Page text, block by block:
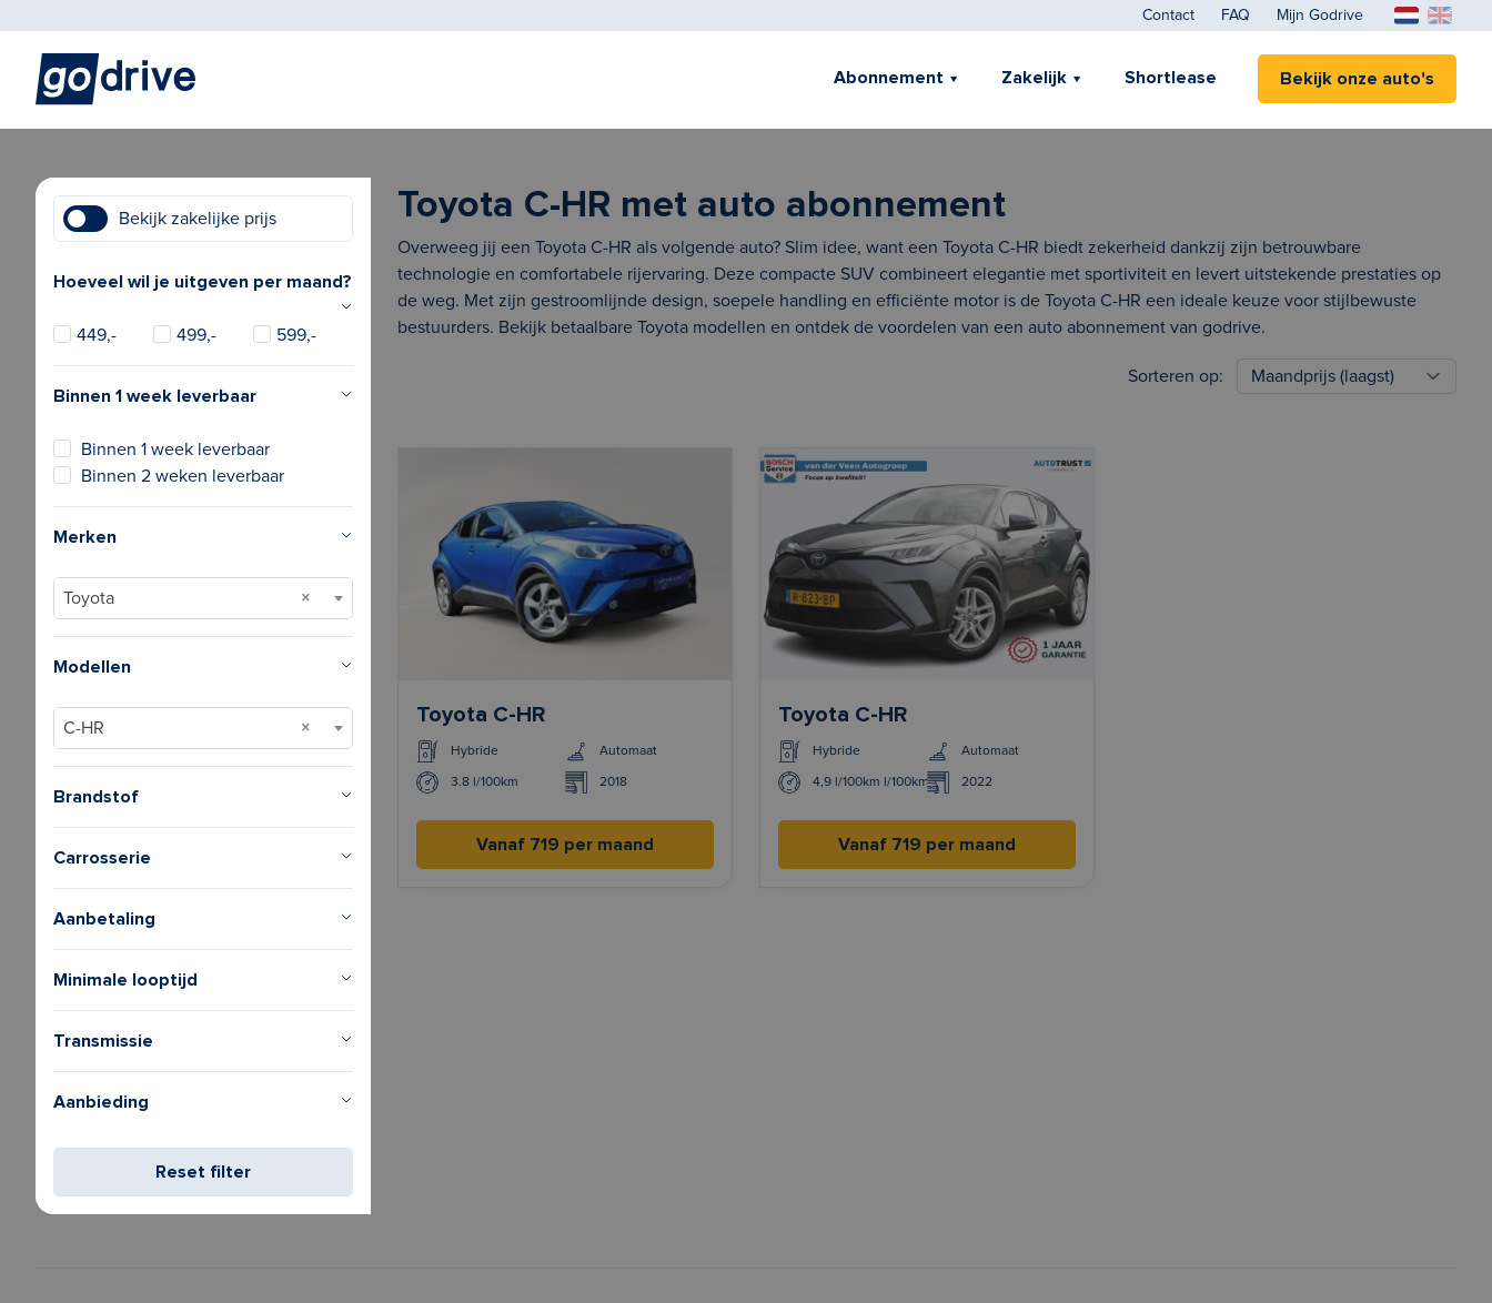
Contact FAQ Mijn Godrive
Abonnement Zakelijk Shortlease Bekijk onze auto's
Bekijk zakelijke prijs
Hoeveel wil je uitgeven per maand?
449,- 499,- 599,-
Binnen 1 week leverbaar
Binnen 1 week leverbaar
Binnen 2 weken leverbaar
Merken
Toyota
Modellen
C-HR
Brandstof
Carrosserie
Aanbetaling
Minimale looptijd
Transmissie
Aanbieding
Reset filter
Toyota C-HR met auto abonnement
Overweeg jij een Toyota C-HR als volgende auto? Slim idee, want een Toyota C-HR biedt zekerheid dankzij zijn betrouwbare
technologie en comfortabele rijervaring. Deze compacte SUV combineert elegantie met sportiviteit en levert uitstekende prestaties op
de weg. Met zijn gestroomlijnde design, soepele handling en efficiënte motor is de Toyota C-HR een ideale keuze voor stijlbewuste
bestuurders. Bekijk betaalbare Toyota modellen en ontdek de voordelen van een auto abonnement van godrive.
Sorteren op:
Toyota C-HR
Hybride Automaat
3.8 l/100km 2018
Vanaf 719 per maand
Toyota C-HR
Hybride Automaat
4,9 l/100km l/100km 2022
Vanaf 719 per maand